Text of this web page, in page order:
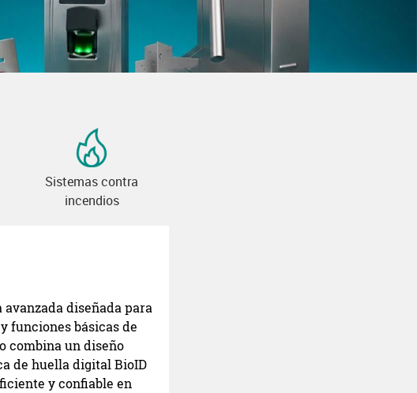
Sistemas contra
incendios
diseñada para
y funciones básicas de
combina un diseño
de huella digital BioID
y confiable en